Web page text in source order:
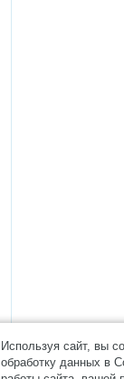
Используя сайт, вы
обработку данных в